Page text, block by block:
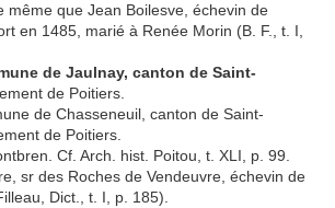
même que Jean Boilesve, échevin de
en 1485, marié à Renée Morin (B. F., t. I,
de Jaulnay, canton de Saint-
de Poitiers.
de Chasseneuil, canton de Saint-
de Poitiers.
Cf. Arch. hist. Poitou, t. XLI, p. 99.
sr des Roches de Vendeuvre, échevin de
Dict., t. I, p. 185).